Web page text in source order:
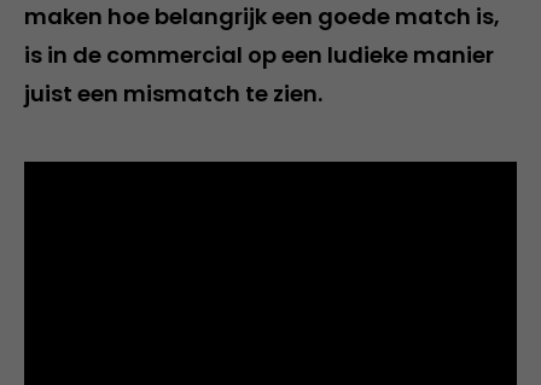
maken hoe belangrijk een goede match is,
is in de commercial op een ludieke manier
juist een mismatch te zien.